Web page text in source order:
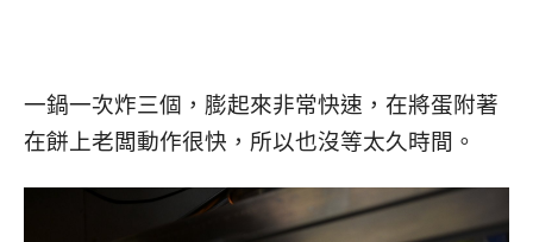
一鍋一次炸三個，膨起來非常快速，在將蛋附著
在餅上老闆動作很快，所以也沒等太久時間。